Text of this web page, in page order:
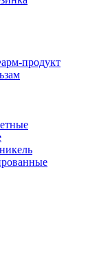
продукт